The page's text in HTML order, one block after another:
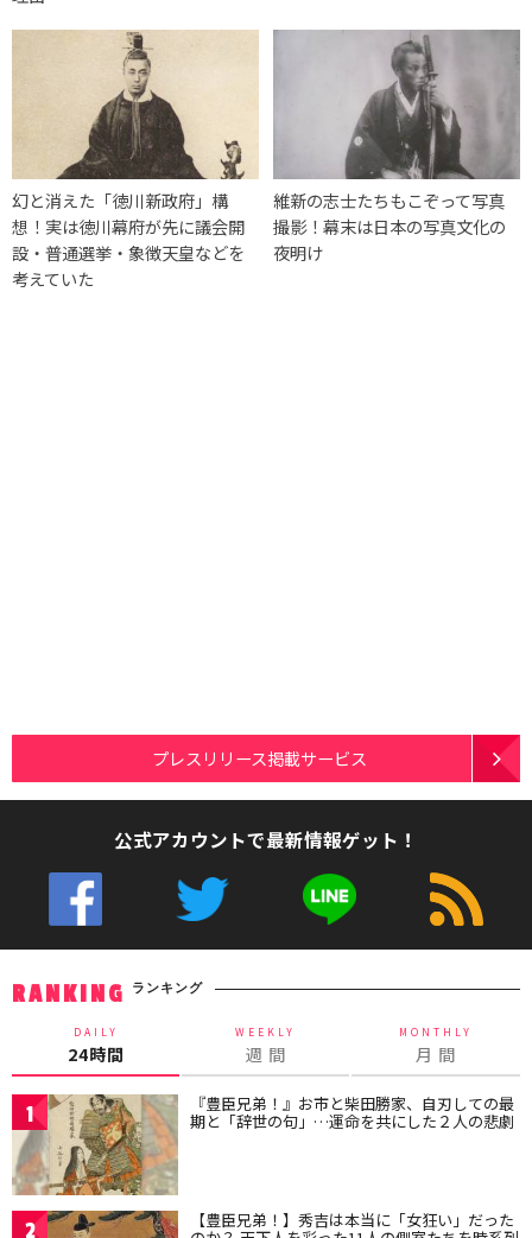
幻と消えた「徳川新政府」構
想！実は徳川幕府が先に議会開
設・普通選挙・象徴天皇などを
考えていた
維新の志士たちもこぞって写真
撮影！幕末は日本の写真文化の
夜明け
プレスリリース掲載サービス
公式アカウントで最新情報ゲット！
RANKING ランキング
DAILY
24時間
WEEKLY
週 間
MONTHLY
月 間
1 『豊臣兄弟！』お市と柴田勝家、自刃しての最
期と「辞世の句」…運命を共にした２人の悲劇
2 【豊臣兄弟！】秀吉は本当に「女狂い」だった